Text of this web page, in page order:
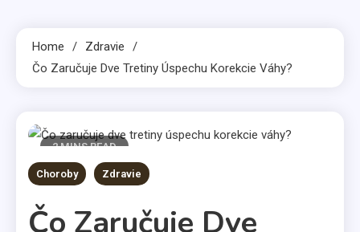
Home
Zdravie
Čo Zaručuje Dve Tretiny Úspechu Korekcie Váhy?
2 MINS READ
Choroby Zdravie
Čo Zaručuje Dve